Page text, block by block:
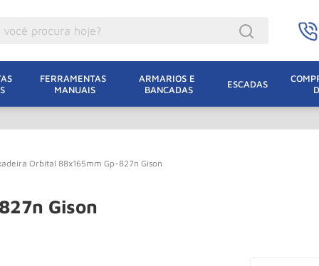
FERRAMENTAS
MANUAIS
ARMARIOS E
BANCADAS
ESCADAS
Orbital 88x165mm Gp-827n Gison
Gison
Eletrica